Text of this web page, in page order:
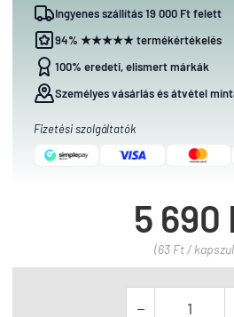
Ingyenes szállítás 19 000 Ft felett
94% ★★★★★ termékértékelés
100% eredeti, elismert márkák
Személyes vásárlás és átvétel
Fizetési szolgáltatók
5 690
(63 Ft /
